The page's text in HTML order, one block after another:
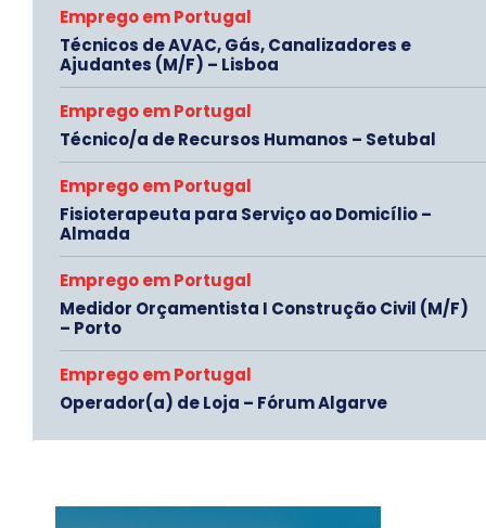
Emprego em Portugal
Técnicos de AVAC, Gás, Canalizadores e
Ajudantes (M/F) – Lisboa
Emprego em Portugal
Técnico/a de Recursos Humanos – Setubal
Emprego em Portugal
Fisioterapeuta para Serviço ao Domicílio –
Almada
Emprego em Portugal
Medidor Orçamentista I Construção Civil (M/F)
– Porto
Emprego em Portugal
Operador(a) de Loja – Fórum Algarve